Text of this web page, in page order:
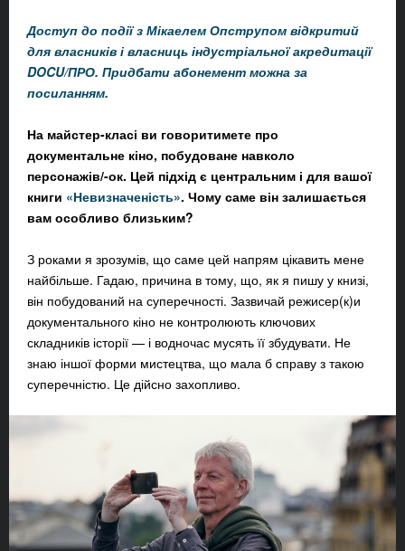
Доступ до події з Мікаелем Опструпом відкритий
для власників і власниць індустріальної акредитації
DOCU/ПРО. Придбати абонемент можна за
посиланням.
На майстер-класі ви говоритимете про
документальне кіно, побудоване навколо
персонажів/-ок. Цей підхід є центральним і для вашої
книги «Невизначеність». Чому саме він залишається
вам особливо близьким?
З роками я зрозумів, що саме цей напрям цікавить мене
найбільше. Гадаю, причина в тому, що, як я пишу у книзі,
він побудований на суперечності. Зазвичай режисер(к)и
документального кіно не контролюють ключових
складників історії — і водночас мусять її збудувати. Не
знаю іншої форми мистецтва, що мала б справу з такою
суперечністю. Це дійсно захопливо.